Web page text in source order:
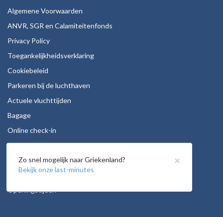
Algemene Voorwaarden
ANVR, SGR en Calamiteitenfonds
Privacy Policy
Toegankelijkheidsverklaring
Cookiebeleid
Parkeren bij de luchthaven
Actuele vluchttijden
Bagage
Online check-in
Stoelreservering
Autohuur
Vacatures
Openingstijden
×
Zo snel mogelijk naar Griekenland?
Bekijk onze last-minutes